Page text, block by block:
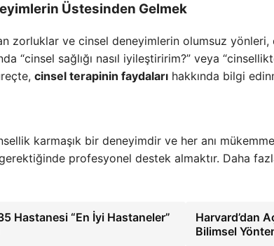
Üstesinden Gelmek
zorluklar ve cinsel deneyimlerin olumsuz
“cinsel sağlığı nasıl iyileştiririm?” veya
cinsel terapinin faydaları hakkında bilgi
karmaşık bir deneyimdir ve her anı
profesyonel destek almaktır. Daha
Hastanesi “En İyi Hastaneler”
Harvard’dan
Bilimsel